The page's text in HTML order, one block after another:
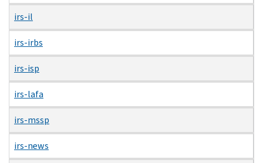
irs-il
irs-irbs
irs-isp
irs-lafa
irs-mssp
irs-news